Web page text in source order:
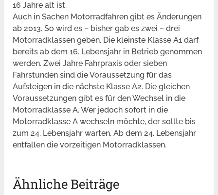
16 Jahre alt ist.
Auch in Sachen Motorradfahren gibt es Änderungen
ab 2013. So wird es – bisher gab es zwei – drei
Motorradklassen geben. Die kleinste Klasse A1 darf
bereits ab dem 16. Lebensjahr in Betrieb genommen
werden. Zwei Jahre Fahrpraxis oder sieben
Fahrstunden sind die Voraussetzung für das
Aufsteigen in die nächste Klasse A2. Die gleichen
Voraussetzungen gibt es für den Wechsel in die
Motorradklasse A. Wer jedoch sofort in die
Motorradklasse A wechseln möchte, der sollte bis
zum 24. Lebensjahr warten. Ab dem 24. Lebensjahr
entfallen die vorzeitigen Motorradklassen.
Ähnliche Beiträge